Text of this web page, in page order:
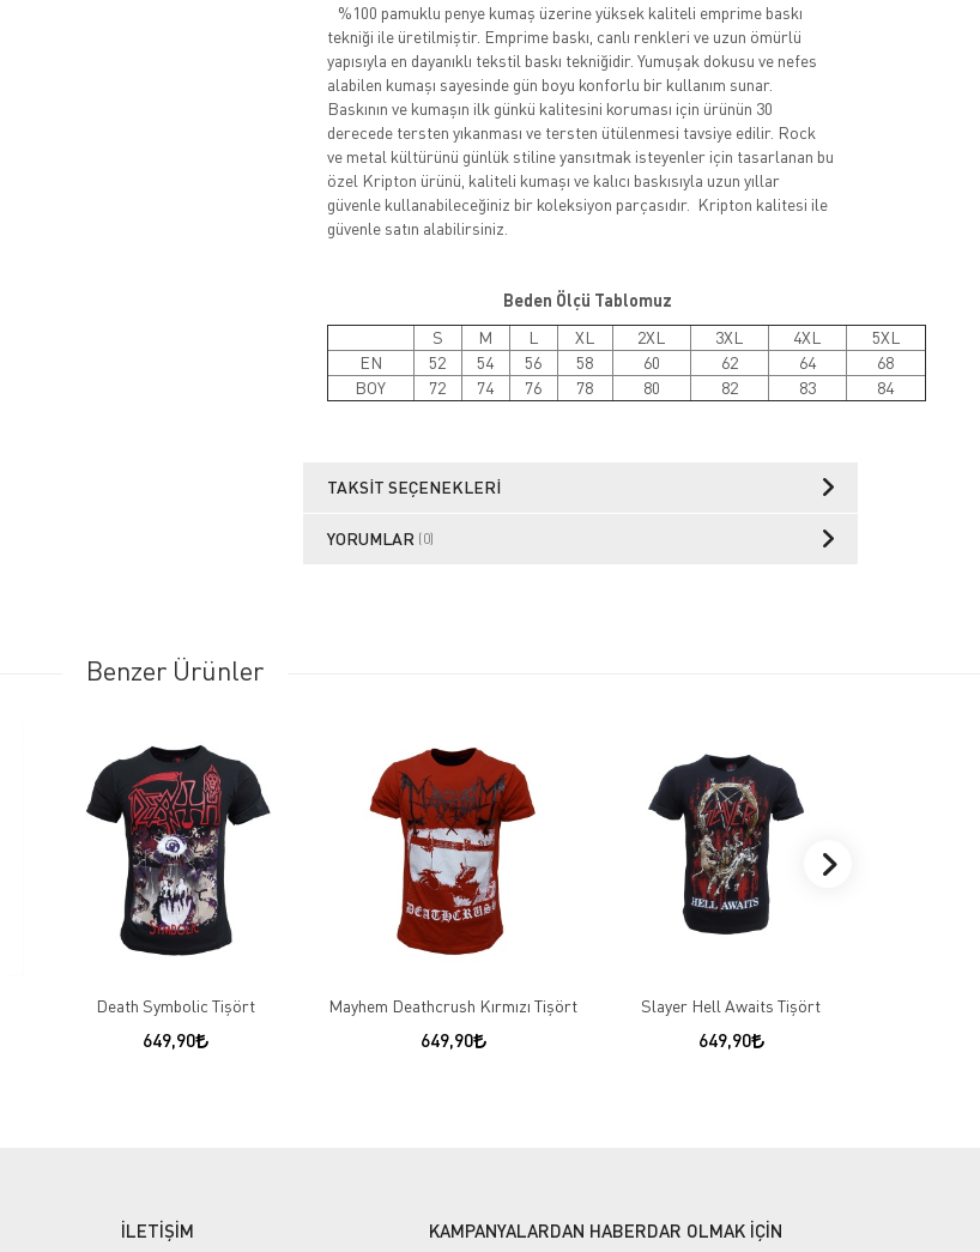
%100 pamuklu penye kumaş üzerine yüksek kaliteli emprime baskı
tekniği ile üretilmiştir. Emprime baskı, canlı renkleri ve uzun ömürlü
yapısıyla en dayanıklı tekstil baskı tekniğidir. Yumuşak dokusu ve nefes
alabilen kumaşı sayesinde gün boyu konforlu bir kullanım sunar.
Baskının ve kumaşın ilk günkü kalitesini koruması için ürünün 30
derecede tersten yıkanması ve tersten ütülenmesi tavsiye edilir. Rock
ve metal kültürünü günlük stiline yansıtmak isteyenler için tasarlanan bu
özel Kripton ürünü, kaliteli kumaşı ve kalıcı baskısıyla uzun yıllar
güvenle kullanabileceğiniz bir koleksiyon parçasıdır. Kripton kalitesi ile
güvenle satın alabilirsiniz.
Beden Ölçü Tablomuz
S
M L XL 2XL 3XL 4XL
5XL
EN
52 54 56 58 60 62 64
68
BOY
72 74 76 78 80 82 83 84
TAKSIT SEÇENEKLERI
YORUMLAR (0)
Benzer Ürünler
Death Symbolic Tişört
649,90
Mayhem Deathcrush Kırmızı Tişört
649,90
Slayer Hell Awaits Tişört
649,90
İLETİŞİM KAMPANYALARDAN HABERDAR OLMAK İÇİN